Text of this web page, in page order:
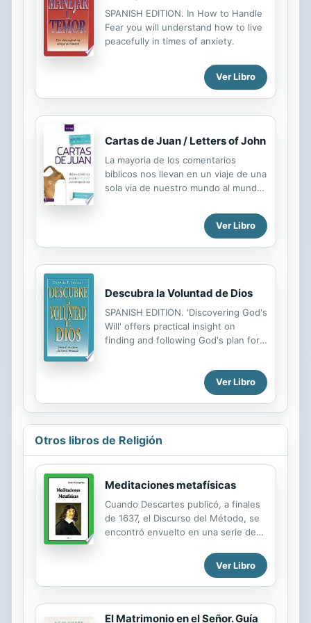
SPANISH EDITION. In How to Handle
Fear you will understand how to live
peacefully in times of anxiety.
Ver Libro
Cartas de Juan / Letters of John
La mayoria de los comentarios
biblicos nos llevan en un viaje de una
sola via de nuestro mundo al mundo
asumiendo que de alguna manera
nosotros podremos hacer el viaje de
aplicaciones contemporaneas. La
informacion que ofrecen es valiosa,
pero el trabajo esta a medias! La
serie de Comentarios NVI nos ayuda
interpretativo. Esta nueva y unica
serie, muestra a los lectores como
traer el mensaje antiguo a un...
Ver Libro
Descubra la Voluntad de Dios
SPANISH EDITION. 'Discovering God's
Will' offers practical insight on
finding and following God's plan for
Ver Libro
Otros libros de Religión
Meditaciones metafísicas
Cuando Descartes publicó, a finales
de 1637, el Discurso del Método, se
encontró envuelto en una serie de
profundamente su vida personal y
profesional. La demostración de la
existencia de Dios, que Descartes
proponía en la cuarta parte del
Discurso, fue juzgada insuficiente e
Ver Libro
El Matrimonio en el Señor. Guía